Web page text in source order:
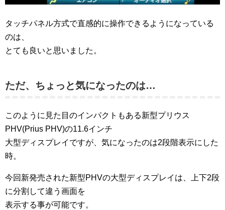
タッチパネル方式で直感的に操作できるようになっている
のは、
とても良いと思いました。
ただ、ちょっと気になったのは…
このように見た目のインパクトもある新型プリウス
PHV(Prius PHV)の11.6インチ
大型ディスプレイですが、気になったのは2段階表示にした
時。
今回新発売された新型PHVの大型ディスプレイは、上下2段
に分割して違う画面を
表示する事が可能です。